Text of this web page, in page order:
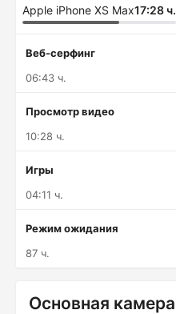
Apple iPhone XS Max17:28 ч.
Веб-серфинг
06:43 ч.
Просмотр видео
10:28 ч.
Игры
04:11 ч.
Режим ожидания
87 ч.
Основная камера